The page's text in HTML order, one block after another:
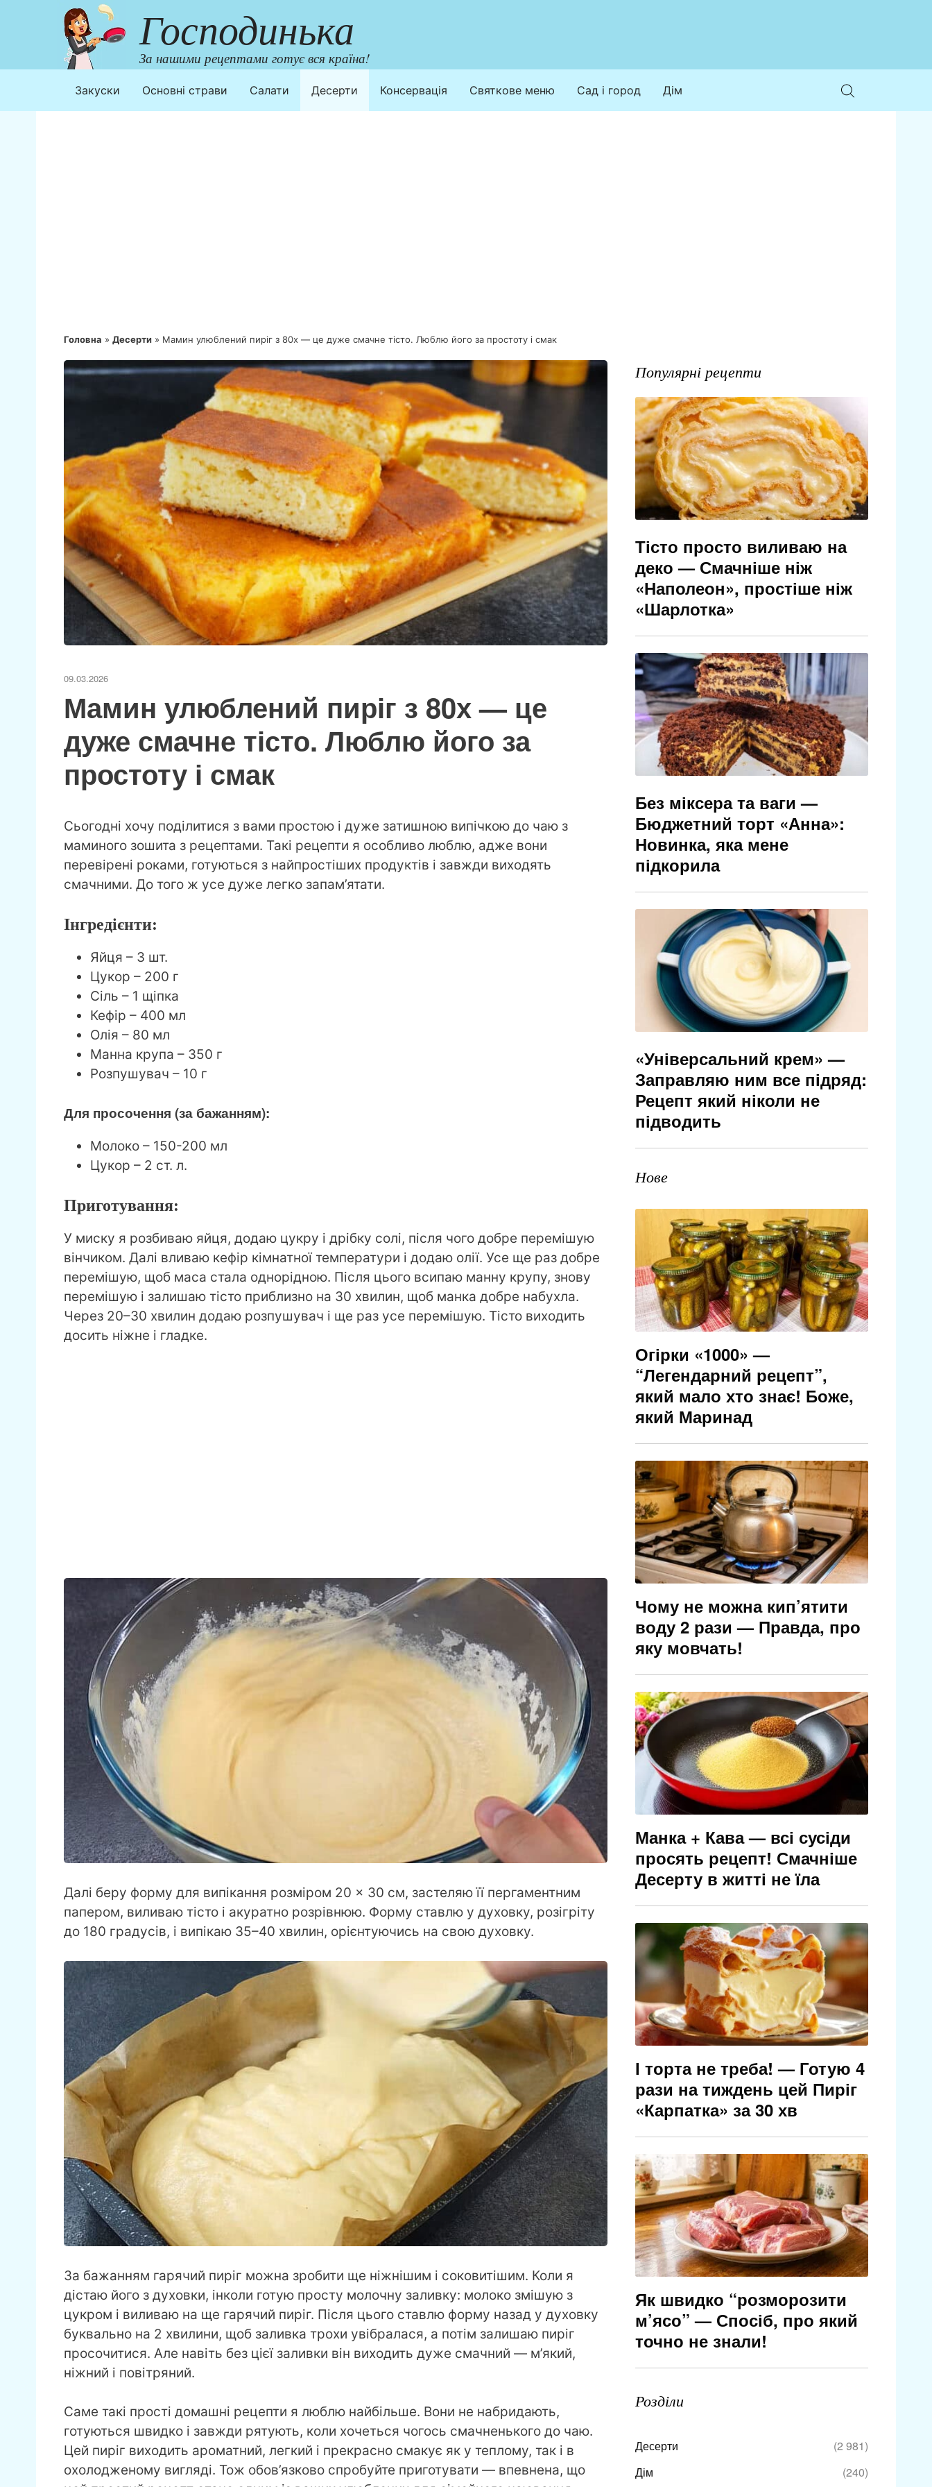
Господинька
За нашими рецептами готує вся країна!
Закуски Основні страви Салати Десерти Консервація Святкове меню Сад і город Дім
Головна » Десерти » Мамин улюблений пиріг з 80х — це дуже смачне тісто. Люблю його за простоту і смак
09.03.2026
Мамин улюблений пиріг з 80х — це
дуже смачне тісто. Люблю його за
простоту і смак
Сьогодні хочу поділитися з вами простою і дуже затишною випічкою до чаю з
маминого зошита з рецептами. Такі рецепти я особливо люблю, адже вони
перевірені роками, готуються з найпростіших продуктів і завжди виходять
смачними. До того ж усе дуже легко запам’ятати.
Інгредієнти:
Яйця – 3 шт.
Цукор – 200 г
Сіль – 1 щіпка
Кефір – 400 мл
Олія – ​​80 мл
Манна крупа – 350 г
Розпушувач – 10 г
Для просочення (за бажанням):
Молоко – 150-200 мл
Цукор – 2 ст. л.
Приготування:
У миску я розбиваю яйця, додаю цукру і дрібку солі, після чого добре перемішую
вінчиком. Далі вливаю кефір кімнатної температури і додаю олії. Усе ще раз добре
перемішую, щоб маса стала однорідною. Після цього всипаю манну крупу, знову
перемішую і залишаю тісто приблизно на 30 хвилин, щоб манка добре набухла.
Через 20–30 хвилин додаю розпушувач і ще раз усе перемішую. Тісто виходить
досить ніжне і гладке.
Далі беру форму для випікання розміром 20 × 30 см, застеляю її пергаментним
папером, виливаю тісто і акуратно розрівнюю. Форму ставлю у духовку, розігріту
до 180 градусів, і випікаю 35–40 хвилин, орієнтуючись на свою духовку.
За бажанням гарячий пиріг можна зробити ще ніжнішим і соковитішим. Коли я
дістаю його з духовки, інколи готую просту молочну заливку: молоко змішую з
цукром і виливаю на ще гарячий пиріг. Після цього ставлю форму назад у духовку
буквально на 2 хвилини, щоб заливка трохи увібралася, а потім залишаю пиріг
просочитися. Але навіть без цієї заливки він виходить дуже смачний — м’який,
ніжний і повітряний.
Саме такі прості домашні рецепти я люблю найбільше. Вони не набридають,
готуються швидко і завжди рятують, коли хочеться чогось смачненького до чаю.
Цей пиріг виходить ароматний, легкий і прекрасно смакує як у теплому, так і в
охолодженому вигляді. Тож обов’язково спробуйте приготувати — впевнена, що
Популярні рецепти
Тісто просто виливаю на
деко — Смачніше ніж
«Наполеон», простіше ніж
«Шарлотка»
Без міксера та ваги —
Бюджетний торт «Анна»:
Новинка, яка мене
підкорила
«Універсальний крем» —
Заправляю ним все підряд:
Рецепт який ніколи не
підводить
Нове
Огірки «1000» —
“Легендарний рецепт”,
який мало хто знає! Боже,
який Маринад
Чому не можна кип’ятити
воду 2 рази — Правда, про
яку мовчать!
Манка + Кава — всі сусіди
просять рецепт! Смачніше
Десерту в житті не їла
І торта не треба! — Готую 4
рази на тиждень цей Пиріг
«Карпатка» за 30 хв
Як швидко “розморозити
м’ясо” — Спосіб, про який
точно не знали!
Розділи
Десерти
(2 981)
Дім
(240)